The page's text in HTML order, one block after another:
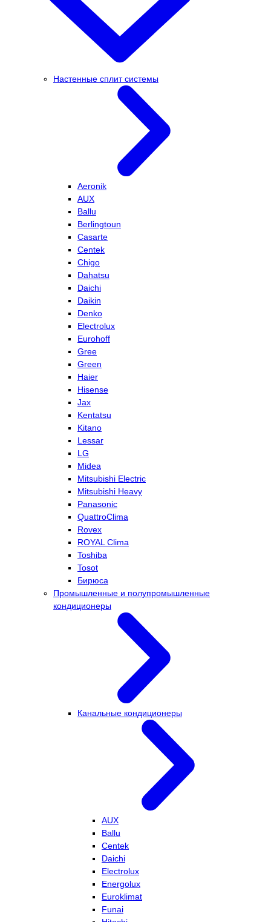
Настенные сплит системы
Aeronik
AUX
Ballu
Berlingtoun
Casarte
Centek
Chigo
Dahatsu
Daichi
Daikin
Denko
Electrolux
Eurohoff
Gree
Green
Haier
Hisense
Jax
Kentatsu
Kitano
Lessar
LG
Midea
Mitsubishi Electric
Mitsubishi Heavy
Panasonic
QuattroClima
Rovex
ROYAL Clima
Toshiba
Tosot
Бирюса
Промышленные и полупромышленные
кондиционеры
Канальные кондиционеры
AUX
Ballu
Centek
Daichi
Electrolux
Energolux
Euroklimat
Funai